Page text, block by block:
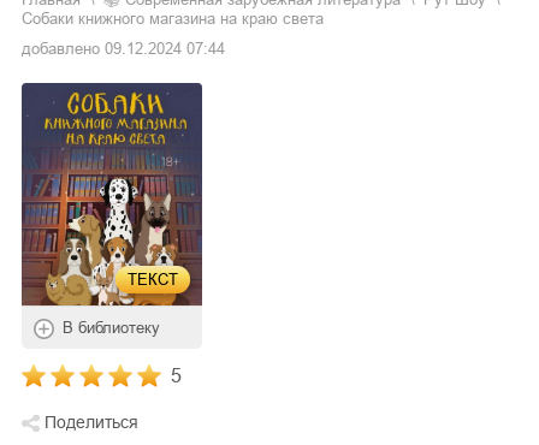
Собаки книжного магазина на краю света
добавлено 09.12.2024 07:44
ТЕКСТ
В библиотеку
5
Поделиться